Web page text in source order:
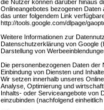
die Nutzer können darüber hinaus
Onlineangebotes bezogenen
das unter folgendem Link
http://tools.google.com/dlpage/
Weitere Informationen zur
Datenschutzerklärung von Google
Darstellung von
Die personenbezogenen Daten der
Einbindung von Diensten und
Wir setzen innerhalb unseres
Analyse, Optimierung und
Inhalts- oder Serviceangebote von
einzubinden (nachfolgend